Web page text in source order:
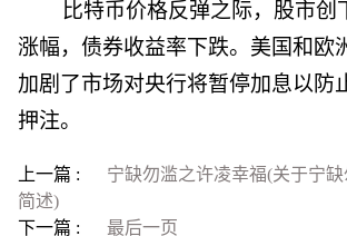
比特币价格反弹之际，股市创
涨幅，债券收益率下跌。美国和欧
加剧了市场对央行将暂停加息以防
押注。
上一篇 :
宁缺勿滥之许凌幸福(关于宁
简述)
下一篇 :
最后一页